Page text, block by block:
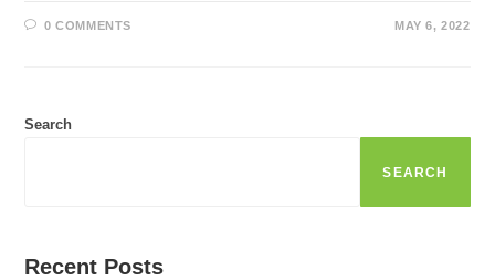
0 COMMENTS MAY 6, 2022
Search
SEARCH
Recent Posts